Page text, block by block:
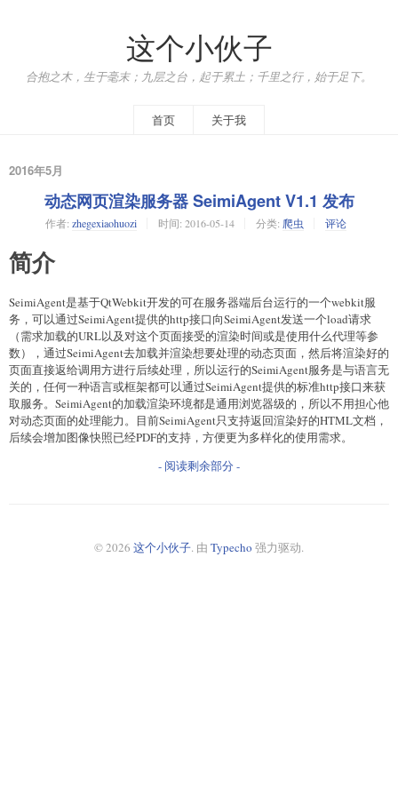
这个小伙子
合抱之木，生于毫末；九层之台，起于累土；千里之行，始于足下。
首页 关于我
2016年5月
动态网页渲染服务器 SeimiAgent V1.1 发布
作者: zhegexiaohuozi 时间: 2016-05-14 分类: 爬虫 评论
简介
SeimiAgent是基于QtWebkit开发的可在服务器端后台运行的一个webkit服
务，可以通过SeimiAgent提供的http接口向SeimiAgent发送一个load请求
（需求加载的URL以及对这个页面接受的渲染时间或是使用什么代理等参
数），通过SeimiAgent去加载并渲染想要处理的动态页面，然后将渲染好的
页面直接返给调用方进行后续处理，所以运行的SeimiAgent服务是与语言无
关的，任何一种语言或框架都可以通过SeimiAgent提供的标准http接口来获
取服务。SeimiAgent的加载渲染环境都是通用浏览器级的，所以不用担心他
对动态页面的处理能力。目前SeimiAgent只支持返回渲染好的HTML文档，
后续会增加图像快照已经PDF的支持，方便更为多样化的使用需求。
- 阅读剩余部分 -
© 2026 这个小伙子. 由 Typecho 强力驱动.